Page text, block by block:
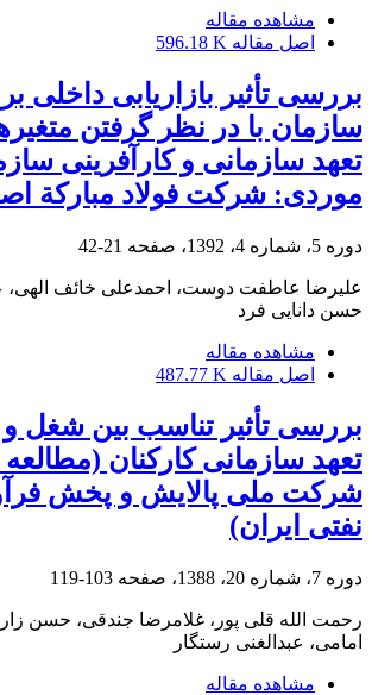
مشاهده مقاله
اصل مقاله 596.18 K
بررسی تأثیر بازاریابی داخلی
سازمان با در نظر گرفتن
تعهد سازمانی و کارآفرینی
موردی: شرکت فولاد مبارکة
دوره 5، شماره 4، 1392، صفحه 21-42
علیرضا عاطفت دوست، احمدعلی خائف الهی،
حسن دانایی فرد
مشاهده مقاله
اصل مقاله 487.77 K
بررسی تأثیر تناسب بین شغل
تعهد سازمانی کارکنان
شرکت ملی پالایش و پخش
نفتی ایران)
دوره 7، شماره 20، 1388، صفحه 103-119
رحمت الله قلی پور، غلامرضا جندقی، حسن
امامی، عبدالغنی رستگار
مشاهده مقاله